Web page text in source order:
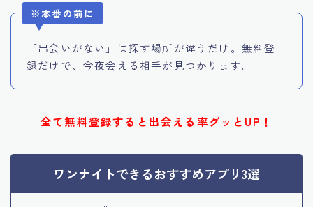
※本番の前に
「出会いがない」は探す場所が違うだけ。無料登
録だけで、今夜会える相手が見つかります。
全て無料登録すると出会える率グッとUP！
ワンナイトできるおすすめアプリ3選